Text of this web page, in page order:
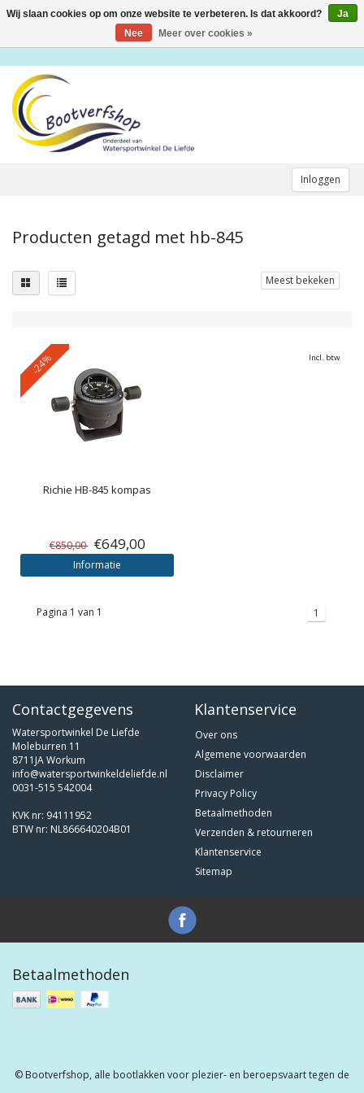
Inloggen
Toggle
Producten getagd met hb-845
Meest bekeken
-24%
Richie HB-845 kompas
€850,00 €649,00
Informatie
Incl. btw
Pagina 1 van 1 1
Contactgegevens
Watersportwinkel De Liefde
Moleburren 11
8711JA Workum
info@watersportwinkeldeliefde.nl
0031-515 542004
KVK nr: 94111952
BTW nr: NL866640204B01
Klantenservice
Over ons
Algemene voorwaarden
Disclaimer
Privacy Policy
Betaalmethoden
Verzenden & retourneren
Klantenservice
Sitemap
Betaalmethoden
© Bootverfshop, alle bootlakken voor plezier- en beroepsvaart tegen de
Wij slaan cookies op om onze website te verbeteren. Is dat akkoord?
Ja
Nee
Meer over cookies »